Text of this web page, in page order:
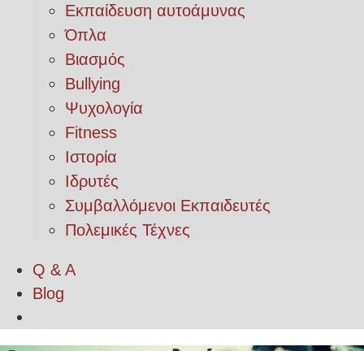
Εκπαίδευση αυτοάμυνας
Όπλα
Βιασμός
Bullying
Ψυχολογία
Fitness
Ιστορία
Ιδρυτές
Συμβαλλόμενοι Εκπαιδευτές
Πολεμικές Τέχνες
Q & A
Blog